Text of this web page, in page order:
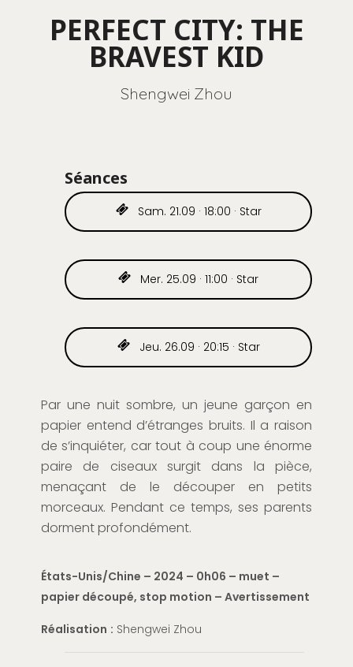
PERFECT CITY: THE
BRAVEST KID
Shengwei Zhou
Séances
Sam. 21.09 · 18:00 · Star
Mer. 25.09 · 11:00 · Star
Jeu. 26.09 · 20:15 · Star
Par une nuit sombre, un jeune garçon en
papier entend d’étranges bruits. Il a raison
de s’inquiéter, car tout à coup une énorme
paire de ciseaux surgit dans la pièce,
menaçant de le découper en petits
morceaux. Pendant ce temps, ses parents
dorment profondément.
États-Unis/Chine – 2024 – 0h06 – muet –
papier découpé, stop motion – Avertissement
Réalisation : Shengwei Zhou